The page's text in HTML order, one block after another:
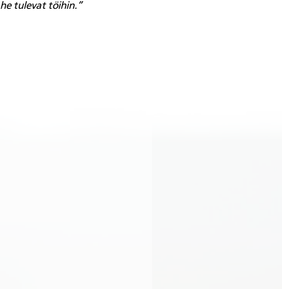
he tulevat töihin.”